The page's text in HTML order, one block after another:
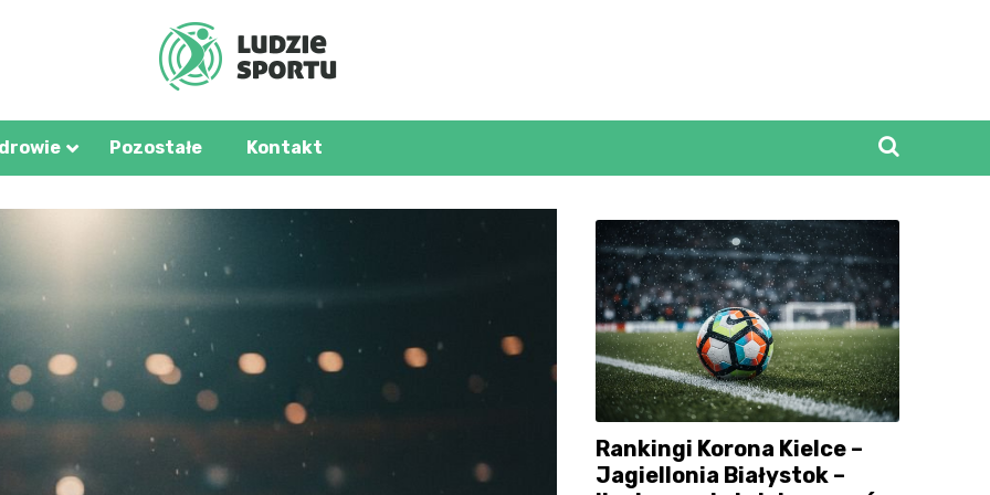
Pozostałe Kontakt
Rankingi Korona Kielce –
Jagiellonia Białystok –